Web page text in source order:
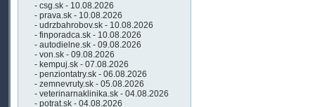
- csg.sk - 10.08.2026
- prava.sk - 10.08.2026
- udrzbahrobov.sk - 10.08.2026
- finporadca.sk - 10.08.2026
- autodielne.sk - 09.08.2026
- von.sk - 09.08.2026
- kempuj.sk - 07.08.2026
- penziontatry.sk - 06.08.2026
- zemnevruty.sk - 05.08.2026
- veterinarnaklinika.sk - 04.08.2026
- potrat.sk - 04.08.2026